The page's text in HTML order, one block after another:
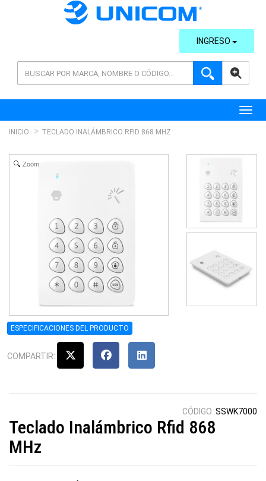
AVANZADA
INGRESO
INICIO TECLADO INALÁMBRICO RFID 868 MHZ
Zoom
ESPECIFICACIONES DEL PRODUCTO
COMPARTIR:
CÓDIGO: SSWK7000
Teclado Inalámbrico Rfid 868
MHz